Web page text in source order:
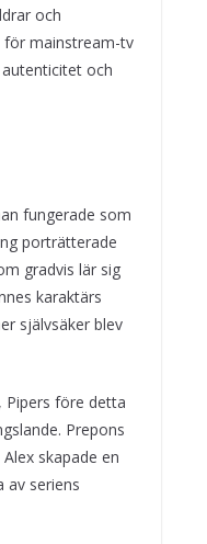
och
för mainstream-tv
och
fungerade som
porträtterade
gradvis lär sig
karaktärs
självsäker blev
Pipers före detta
Prepons
skapade en
av seriens